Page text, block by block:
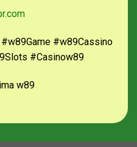
#w89Cassino
#Casinow89
w89